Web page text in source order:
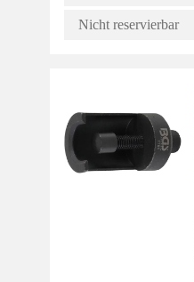
Nicht reservierbar